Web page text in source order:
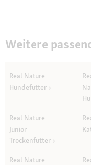
Weitere
Real Nature
Hundefutter
Real Nature
Junior
Trockenfutter
Real Nature